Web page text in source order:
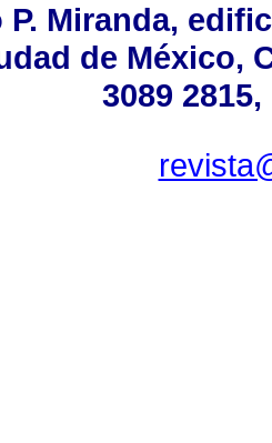
P. Miranda,
de México,
3089